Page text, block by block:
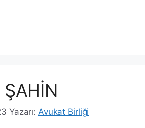
Yazarı: Avukat Birliği